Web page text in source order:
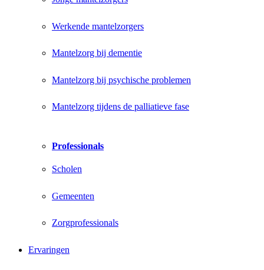
Werkende mantelzorgers
Mantelzorg bij dementie
Mantelzorg bij psychische problemen
Mantelzorg tijdens de palliatieve fase
Professionals
Scholen
Gemeenten
Zorgprofessionals
Ervaringen